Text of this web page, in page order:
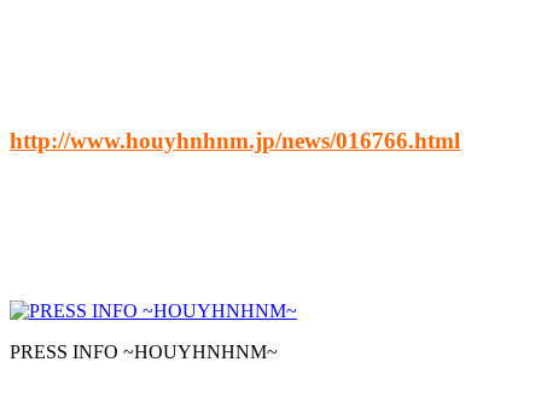
http://www.houyhnhnm.jp/news/016766.html
PRESS INFO ~HOUYHNHNM~